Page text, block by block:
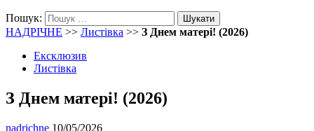
Пошук:
НАДРІЧНЕ >> Листівка >> З Днем матері! (2026)
Ексклюзив
Листівка
З Днем матері! (2026)
nadrichne 10/05/2026